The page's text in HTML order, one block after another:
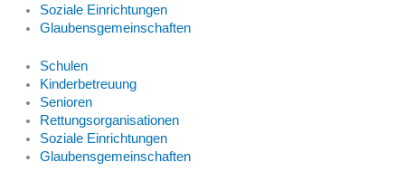
Soziale Einrichtungen
Glaubensgemeinschaften
Schulen
Kinderbetreuung
Senioren
Rettungsorganisationen
Soziale Einrichtungen
Glaubensgemeinschaften